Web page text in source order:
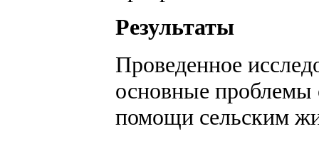
Результаты
Проведенное
основные проблемы
помощи сельским